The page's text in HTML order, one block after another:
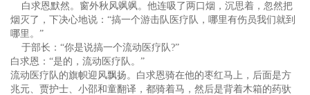
白求恩默然。窗外秋风飒飒。他连吸了两口烟，沉思着，忽然把
烟灭了，下决心地说：“搞一个游击队医疗队，哪里有伤员我们就到
哪里。”
于部长：“你是说搞一个流动医疗队?”
白求恩：“是的，流动医疗队。”
流动医疗队的旗帜迎风飘扬。白求恩骑在他的枣红马上，后面是方
兆元、贾护士、小邵和童翻译，都骑着马，然后是背着木箱的药驮